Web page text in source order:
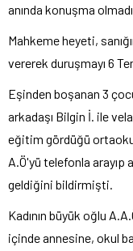
anında konuşma
Mahkeme heyeti,
vererek duruşmayı 6
Eşinden boşanan 3
arkadaşı Bilgin İ. ile
eğitim gördüğü
A.Ö'yü telefonla
geldiğini bildirmişti.
Kadının büyük oğlu
içinde annesine, okul